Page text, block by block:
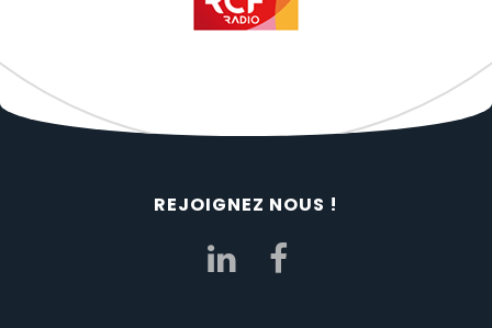
REJOIGNEZ NOUS !